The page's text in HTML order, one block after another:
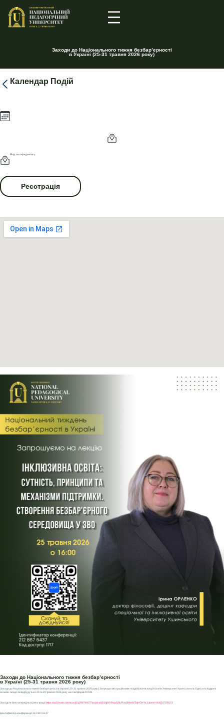
Заходи до Національного тижня безбар’єрності
в Україні (25-31 травня 2026 року)
Календар Подій
Вхід: по передзапису
Реєстрація
Заходи до Національного тижня безбар’єрності
в Україні (25-31 травня 2026 року)
Заходи до Національного тижня безбар’єрності в Україні (25-31 травня 2026 року) Запрошуємо працівників та здобувачів вищої освіти Університет Ушинського м. Одеса на відкриті
онлайн-лекції, які відбудуться 25 та 29 травня 2026 року на платформі ZOOM.
Заходьте без попередньої реєстрації: https://us02web.zoom.us/j/2128676437?pwd=d1D1fjpskRqyQSURaxBoN8aTqHGNYz.1&omn=83922709272
Ідентифікатор конференції: 212 867 6437